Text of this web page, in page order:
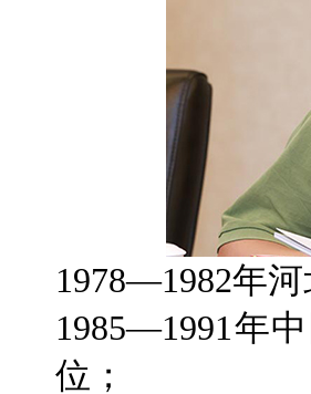
1978—1982年
1985—1991年
位；